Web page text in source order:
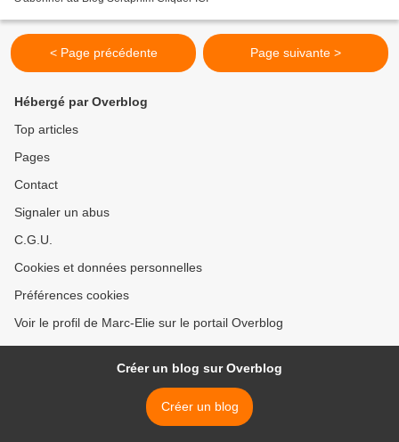
< Page précédente Page suivante >
Hébergé par Overblog
Top articles
Pages
Contact
Signaler un abus
C.G.U.
Cookies et données personnelles
Préférences cookies
Voir le profil de Marc-Elie sur le portail Overblog
Créer un blog sur Overblog
Créer un blog